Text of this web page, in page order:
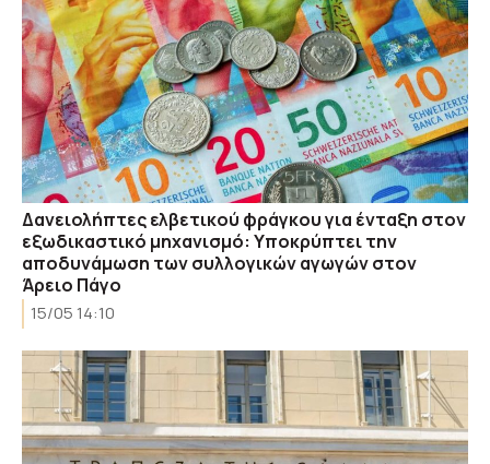
Δανειολήπτες ελβετικού φράγκου για ένταξη στον
εξωδικαστικό μηχανισμό: Υποκρύπτει την
αποδυνάμωση των συλλογικών αγωγών στον
Άρειο Πάγο
15/05 14:10